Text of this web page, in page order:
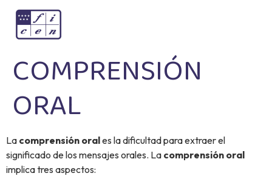
COMPRENSIÓN
ORAL
La comprensión orales la dificultad para extraer el
significado de los mensajes orales. La comprensión oral
implica tres aspectos: